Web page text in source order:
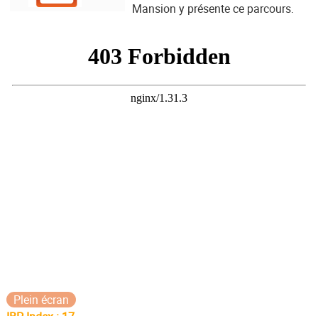
Mansion y présente ce parcours.
Plein écran